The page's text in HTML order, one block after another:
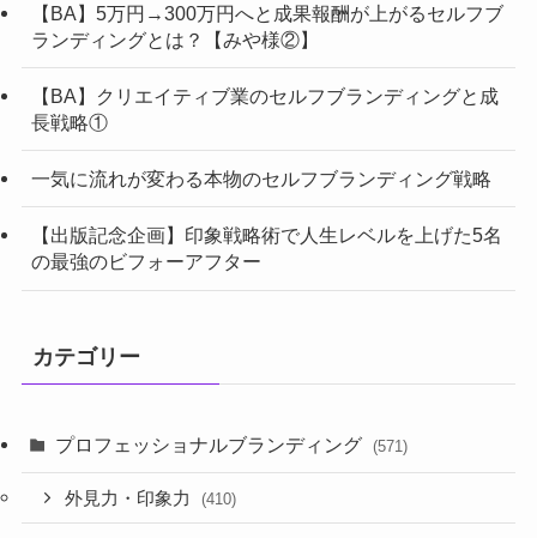
【BA】5万円→300万円へと成果報酬が上がるセルフブ
ランディングとは？【みや様②】
【BA】クリエイティブ業のセルフブランディングと成
長戦略①
一気に流れが変わる本物のセルフブランディング戦略
【出版記念企画】印象戦略術で人生レベルを上げた5名
の最強のビフォーアフター
カテゴリー
プロフェッショナルブランディング (571)
外見力・印象力 (410)